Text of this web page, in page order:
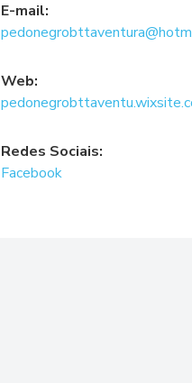
E-mail:
Web:
Redes Sociais:
Facebook